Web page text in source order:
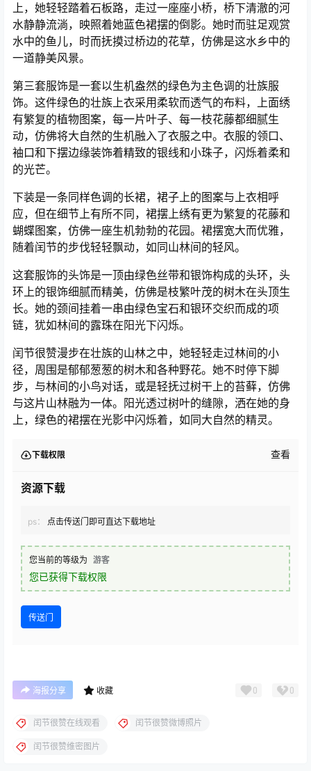
上，她轻轻踏着石板路，走过一座座小桥，桥下清澈的河
水静静流淌，映照着她蓝色裙摆的倒影。她时而驻足观赏
水中的鱼儿，时而抚摸过桥边的花草，仿佛是这水乡中的
一道静美风景。
第三套服饰是一套以生机盎然的绿色为主色调的壮族服
饰。这件绿色的壮族上衣采用柔软而透气的布料，上面绣
有繁复的植物图案，每一片叶子、每一枝花藤都细腻生
动，仿佛将大自然的生机融入了衣服之中。衣服的领口、
袖口和下摆边缘装饰着精致的银线和小珠子，闪烁着柔和
的光芒。
下装是一条同样色调的长裙，裙子上的图案与上衣相呼
应，但在细节上有所不同，裙摆上绣有更为繁复的花藤和
蝴蝶图案，仿佛一座生机勃勃的花园。裙摆宽大而优雅，
随着闰节的步伐轻轻飘动，如同山林间的轻风。
这套服饰的头饰是一顶由绿色丝带和银饰构成的头环，头
环上的银饰细腻而精美，仿佛是枝繁叶茂的树木在头顶生
长。她的颈间挂着一串由绿色宝石和银环交织而成的项
链，犹如林间的露珠在阳光下闪烁。
闰节很赞漫步在壮族的山林之中，她轻轻走过林间的小
径，周围是郁郁葱葱的树木和各种野花。她不时停下脚
步，与林间的小鸟对话，或是轻抚过树干上的苔藓，仿佛
与这片山林融为一体。阳光透过树叶的缝隙，洒在她的身
上，绿色的裙摆在光影中闪烁着，如同大自然的精灵。
下载权限 查看
资源下载
ps： 点击传送门即可直达下载地址
您当前的等级为 游客
您已获得下载权限
传送门
海报分享 收藏 0 0
闰节很赞在线观看 闰节很赞微博照片
闰节很赞维密图片